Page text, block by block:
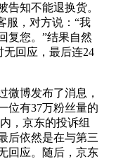
告知不能退换货。
服，对方说：“我
复您。”结果自然
无回应，最后连24
微博发布了消息，
位有37万粉丝量的
，京东的投诉组
后依然是在与第三
回应。随后，京东